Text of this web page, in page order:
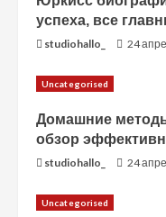
успеха, все
studiohallo_ 24
Uncategorised
Домашние
обзор
studiohallo_ 24
Uncategorised